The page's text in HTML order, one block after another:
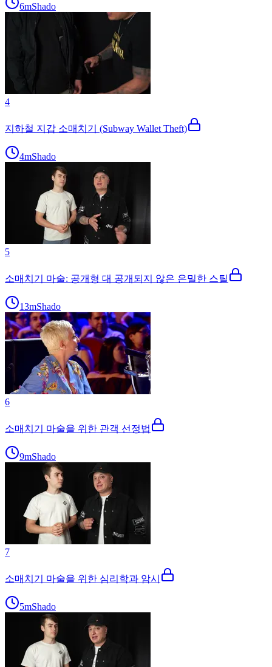
6mShado
4
지하철 지갑 소매치기 (Subway Wallet Theft)
4mShado
5
소매치기 마술: 공개형 대 공개되지 않은 은밀한 스틸
13mShado
6
소매치기 마술을 위한 관객 선정법
9mShado
7
소매치기 마술을 위한 심리학과 암시
5mShado